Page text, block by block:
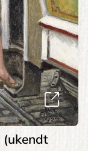
(ukendt